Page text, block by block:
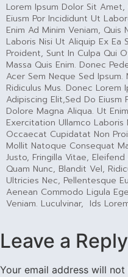
Lorem Ipsum Dolor Sit
Eiusm Por Incididunt Ut
Enim Ad Minim Veniam,
Laboris Nisi Ut Aliquip Ex
Proident, Sunt In Culpa Qui
Massa Quis Enim. Donec
Acer Sem Neque Sed Ipsum.
Ridiculus Mus. Donec
Adipiscing Elit,sed Do
Dolore Magna Aliqua. Ut
Exercitation Ullamco Laboris
Occaecat Cupidatat Non
Mollit Natoque Consequat
Justo, Fringilla Vitae,
Quam Nunc, Blandit Vel,
Ultricies Nec, Pellentesque
Aenean Commodo Ligula
Veniam. Luculvinar, Ids
Leave a Reply
Your email address will not